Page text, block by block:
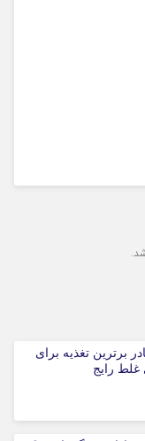
برترین تغذیه برای
غلط رایج